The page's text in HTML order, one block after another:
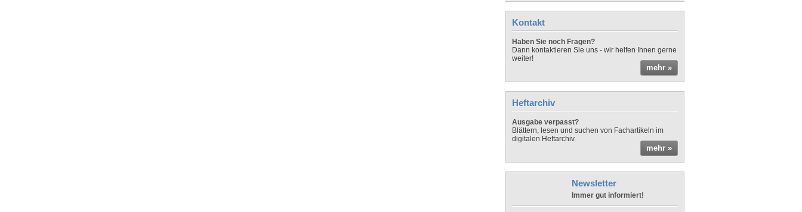
Kontakt
Haben Sie noch Fragen?
Dann kontaktieren Sie uns - wir helfen Ihnen gerne
weiter!
mehr »
Heftarchiv
Ausgabe verpasst?
Blättern, lesen und suchen von Fachartikeln im
digitalen Heftarchiv.
mehr »
Newsletter
Immer gut informiert!